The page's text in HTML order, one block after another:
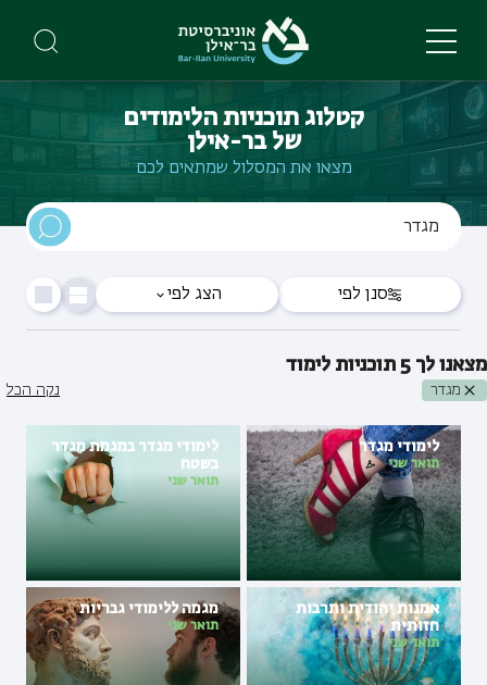
main
קטלוג תוכניות הלימודים
של בר-אילן
מצאו את המסלול שמתאים לכם
סנן לפי הצג לפי
מגדר נקה הכל
מצאנו לך 5 תוכניות לימוד
לימודי מגדר
תואר שני
לימודי מגדר במגמת מגדר
בשטח
תואר שני
אמנות יהודית ותרבות
חזותית
תואר שני
מגמה ללימודי גבריות
תואר שני